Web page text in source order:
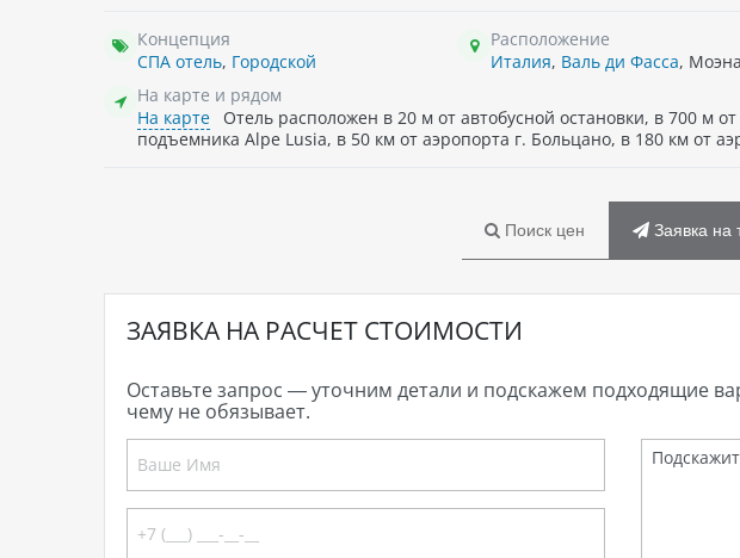
Концепция
СПА отель, Городской
Расположение
Италия, Валь ди Фасса, Моэна
На карте и рядом
На карте
Отель расположен в 20 м от автобусной остановки, в 700 м
подъемника Alpe Lusia, в 50 км от аэропорта г. Больцано, в 180 км от
Поиск цен Заявка на
ЗАЯВКА НА РАСЧЕТ СТОИМОСТИ
Оставьте запрос — уточним детали и подскажем подходящие
чему не обязывает.